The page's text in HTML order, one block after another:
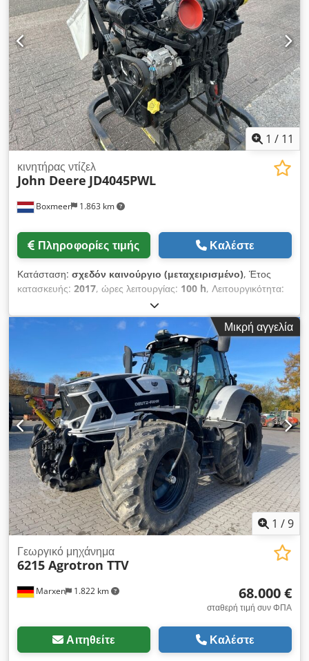
5.370 x 2.550 mm – Ύψος πλευρών: 800 mm Γερανός PK
32080 D – 5 Εξοχές Τηλεχειριστήριο Φορτηγό με κλιματισμό
1 / 11
Boxmeer 1.863 km
κινητήρας ντίζελ
John Deere JD4045PWL
Πληροφορίες τιμής Καλέστε
Κατάσταση: σχεδόν καινούργιο (μεταχειρισμένο), Έτος
κατασκευής: 2017, ώρες λειτουργίας: 100 h, Λειτουργικότητα:
102 kW (138,68 ίππους)
καυσίμου:ντίζελ, αριθμός κυλίνδρων:4, συνολικό βάρος:555
νερό, Μάρκα: John Deere Μοντέλο:
JD4045PWL Έτος κατασκευής: 2017 Σειριακός αριθμός:
CD4045U040324 Ισχύς (kW): 102 Μοντέλο κινητήρα: Turbo
Stage III Καύσιμο: Πετρέλαιο Διαστάσεις ΜxΠxΥ (mm): 880 x
750 x 1070 Βάρος (kg) περίπου: 555 Dcedeytf Rmjpfx Aicek
Απόθεμα διαθέσιμο: 1 Κατασκευάστηκε στη: Γαλλία Σχόλια:
Κινητήρας για κατασκευαστικά μηχανήματα, κατάλληλος για
τηλεσκοπικό φορτωτή Manitou MLT840/1040
Μικρή αγγελία
1 /9
Marxen 1.822 km
Γεωργικό μηχάνημα
6215 Agrotron TTV
68.000 €
σταθερή τιμή συν ΦΠΑ
Αιτηθείτε Καλέστε